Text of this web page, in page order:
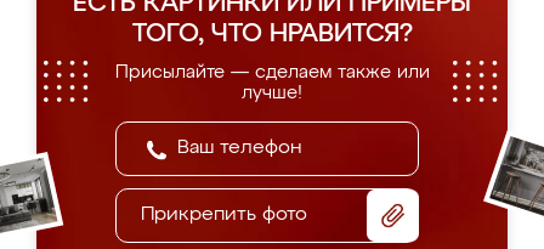
ТОГО, ЧТО НРАВИТСЯ?
Присылайте — сделаем также или
лучше!
Прикрепить фото